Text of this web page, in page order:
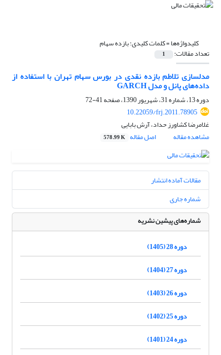
کلیدواژه‌ها =کلمات کلیدی: بازده سهام
تعداد مقالات: 1
مدل‎سازی تلاطم بازده نقدی در بورس سهام تهران با استفاده از
داده‌های پانل و مدل GARCH
دوره 13، شماره 31، شهریور 1390، صفحه
41-72
10.22059/frj.2011.78905
غلامرضا کشاورز حداد، آرش بابایی
مشاهده مقاله
اصل مقاله 578.99 K
مقالات آماده انتشار
شماره جاری
شماره‌های پیشین نشریه
دوره 28 (1405)
دوره 27 (1404)
دوره 26 (1403)
دوره 25 (1402)
دوره 24 (1401)